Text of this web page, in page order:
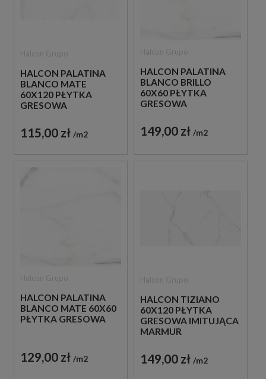
HALCON PALATINA
BLANCO MATE
60X120 PŁYTKA
GRESOWA
115,00 zł m2
HALCON PALATINA
BLANCO BRILLO
60X60 PŁYTKA
GRESOWA
149,00 zł m2
HALCON PALATINA
BLANCO MATE 60X60
PŁYTKA GRESOWA
129,00 zł m2
HALCON TIZIANO
60X120 PŁYTKA
GRESOWA IMITUJĄCA
MARMUR
149,00 zł m2